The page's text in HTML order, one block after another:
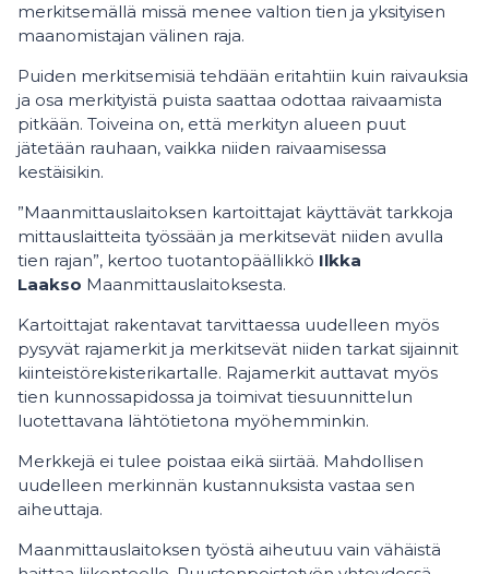
merkitsemällä missä menee valtion tien ja yksityisen
maanomistajan välinen raja.
Puiden merkitsemisiä tehdään eritahtiin kuin raivauksia
ja osa merkityistä puista saattaa odottaa raivaamista
pitkään. Toiveina on, että merkityn alueen puut
jätetään rauhaan, vaikka niiden raivaamisessa
kestäisikin.
”Maanmittauslaitoksen kartoittajat käyttävät tarkkoja
mittauslaitteita työssään ja merkitsevät niiden avulla
tien rajan”, kertoo tuotantopäällikkö Ilkka
Laakso Maanmittauslaitoksesta.
Kartoittajat rakentavat tarvittaessa uudelleen myös
pysyvät rajamerkit ja merkitsevät niiden tarkat sijainnit
kiinteistörekisterikartalle. Rajamerkit auttavat myös
tien kunnossapidossa ja toimivat tiesuunnittelun
luotettavana lähtötietona myöhemminkin.
Merkkejä ei tulee poistaa eikä siirtää. Mahdollisen
uudelleen merkinnän kustannuksista vastaa sen
aiheuttaja.
Maanmittauslaitoksen työstä aiheutuu vain vähäistä